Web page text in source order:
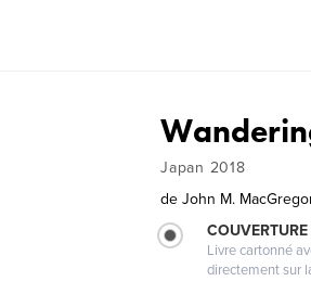
Japan 2018
de John M.
Livre cartonné
directement sur